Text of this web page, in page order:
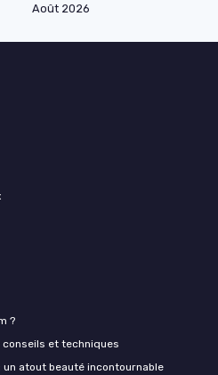
Août 2026
?
et techniques
atout beauté incontournable